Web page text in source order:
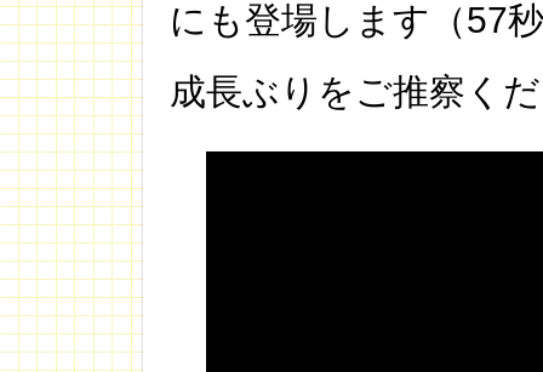
にも登場します（57
成長ぶりをご推察く